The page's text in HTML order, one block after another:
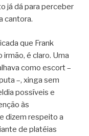
já dá para perceber
cantora.
que Frank
é claro. Uma
como escort –
–, xinga sem
possíveis e
às
dizem respeito a
de platéias